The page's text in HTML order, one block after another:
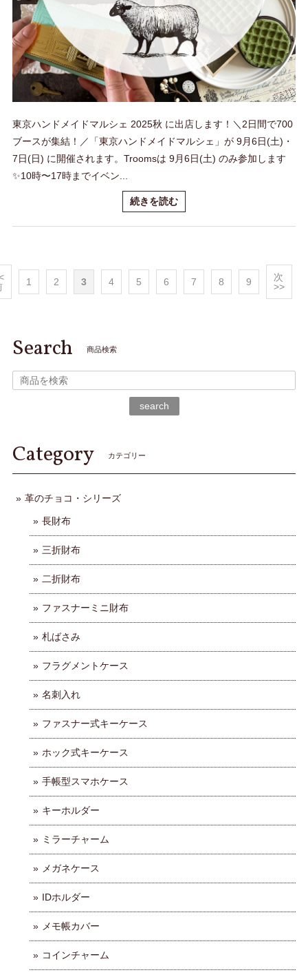
東京ハンドメイドマルシェ 2025秋 に出店します！＼2日間で700
ブースが集結！／「東京ハンドメイドマルシェ」が 9月6日(土)・
7日(日) に開催されます。Troomsは 9月6日(土) のみ参加します
✨10時〜17時までイベン...
続きを読む
1 2 3 4 5 6 7 8 9
次
>>
Search 商品検索
search
Category カテゴリー
革のチョコ・シリーズ
長財布
三折財布
二折財布
ファスナーミニ財布
札ばさみ
フラグメントケース
名刺入れ
ファスナー式キーケース
ホック式キーケース
手帳型スマホケース
キーホルダー
ミラーチャーム
メガネケース
IDホルダー
メモ帳カバー
コインチャーム